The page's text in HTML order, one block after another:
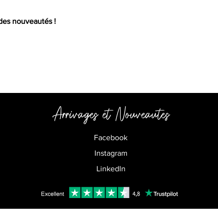
nouveautés !
Arrivages etNouveautes
Facebook
Instagram
LinkedIn